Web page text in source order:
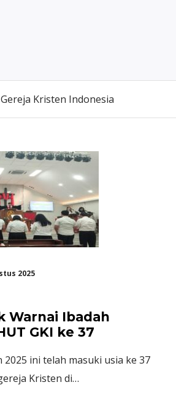
Gereja Kristen Indonesia
2025
Warnai Ibadah
GKI ke 37
ini telah masuki usia ke 37
Kristen di…